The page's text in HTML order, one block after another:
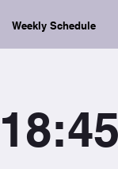
Weekly Schedule